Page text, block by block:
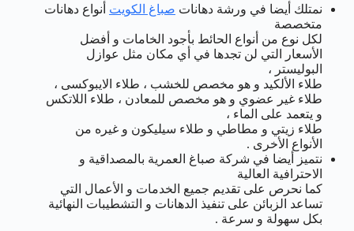
نمتلك أيضا في ورشة دهانات صباغ الكويت أنواع دهانات
متخصصة
لكل نوع من أنواع الحائط بأجود الخامات و أفضل
الأسعار التي لن تجدها في أي مكان مثل عوازل
البوليستر ،
طلاء الألكيد و هو مخصص للخشب ، طلاء الايبوكسى ،
طلاء غير عضوي و هو مخصص للمعادن ، طلاء اللاتكس
و يتعمد على الماء ،
طلاء زيتي و مطاطي و طلاء سيليكون و غيره من
الأنواع الأخرى .
نتميز أيضا في شركة صباغ العمرية بالمصداقية و
الاحترافية العالية
كما نحرص على تقديم جميع الخدمات و الأعمال التي
تساعد الزبائن على تنفيذ الدهانات و التشطيبات النهائية
بكل سهولة و سرعة .